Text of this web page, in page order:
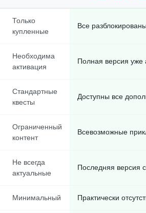
Только
купленные
Все разблокированы
Необходима
активация
Полная версия уже
Стандартные
квесты
Доступны все
Ограниченный
контент
Всевозможные
Не всегда
актуальные
Последняя версия
Минимальный Практически